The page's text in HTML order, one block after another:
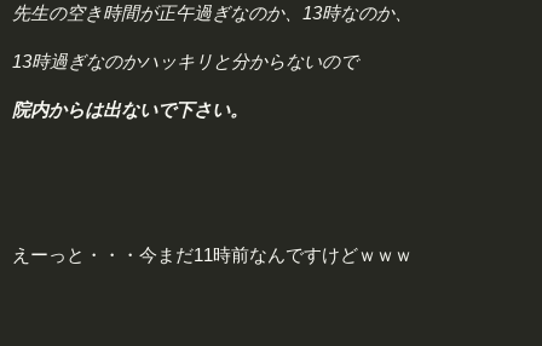
先生の空き時間が正午過ぎなのか、13時なのか、
13時過ぎなのかハッキリと分からないので
院内からは出ないで下さい。
えーっと・・・今まだ11時前なんですけどｗｗｗ